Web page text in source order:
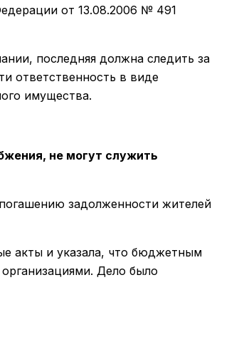
от 13.08.2006 № 491
последняя должна следить за
ответственность в виде
имущества.
не могут служить
задолженности жителей
акты и указала, что бюджетным
Дело было